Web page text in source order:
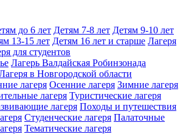
до 6 лет Детям 7-8 лет Детям 9-10 лет
13-15 лет Детям 16 лет и старше Лагеря
для студентов
Лагерь Валдайская Робинзонада
в Новгородской области
лагеря Осенние лагеря Зимние лагеря
лагеря Туристические лагеря
лагеря Походы и путешествия
Студенческие лагеря Палаточные
Тематические лагеря